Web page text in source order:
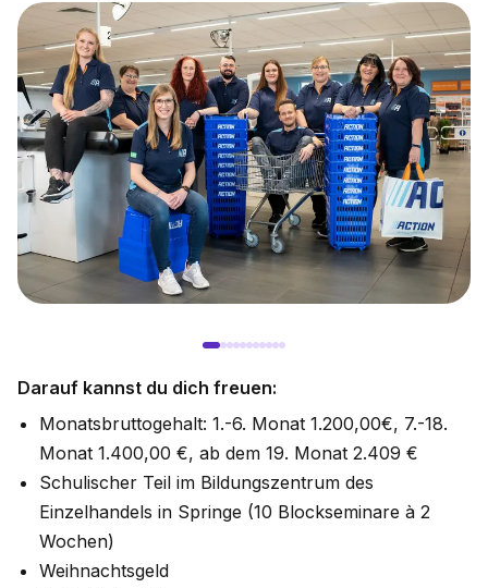
Darauf kannst du dich freuen:
Monatsbruttogehalt: 1.-6. Monat 1.200,00€, 7.-18.
Monat 1.400,00 €, ab dem 19. Monat 2.409 €
Schulischer Teil im Bildungszentrum des
Einzelhandels in Springe (10 Blockseminare à 2
Wochen)
Weihnachtsgeld